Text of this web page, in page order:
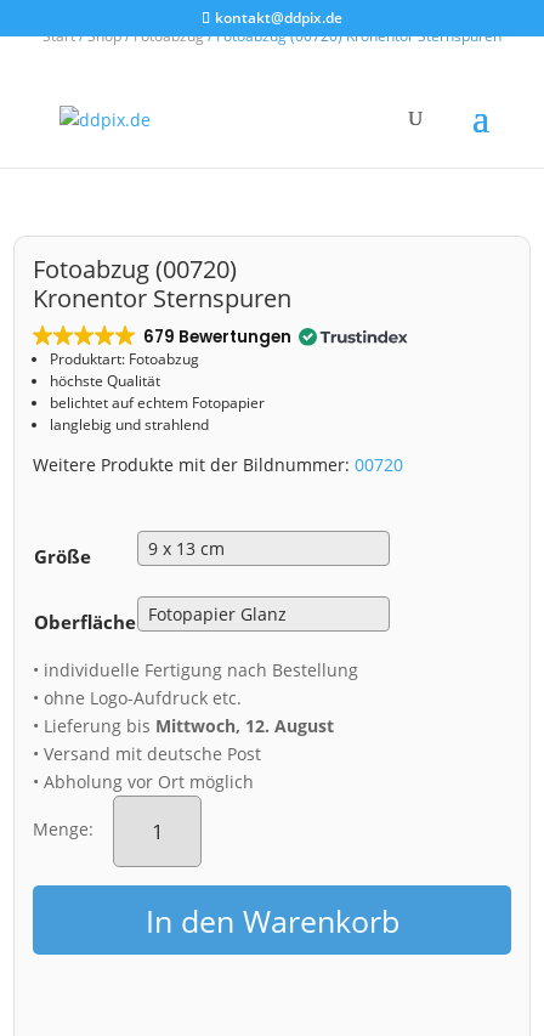
kontakt@ddpix.de
Start/Shop/Fotoabzug/ Fotoabzug (00720) Kronentor Sternspuren
Fotoabzug (00720)
Kronentor Sternspuren
679 Bewertungen
Produktart: Fotoabzug
höchste Qualität
belichtet auf echtem Fotopapier
langlebig und strahlend
Weitere Produkte mit der Bildnummer:00720
Größe
Oberfläche
• individuelle Fertigung nach Bestellung
• ohne Logo-Aufdruck etc.
• Lieferung bis Mittwoch, 12. August
• Versand mit deutsche Post
• Abholung vor Ort möglich
Menge:
Fotoabzug
(00720)
Sternspuren
Menge
In den Warenkorb